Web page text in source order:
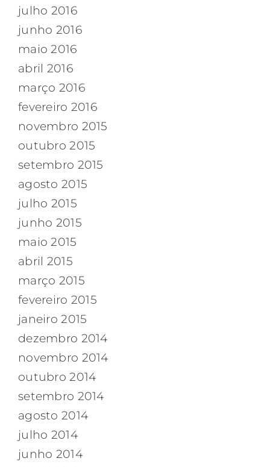
julho 2016
junho 2016
maio 2016
abril 2016
março 2016
fevereiro 2016
novembro 2015
outubro 2015
setembro 2015
agosto 2015
julho 2015
junho 2015
maio 2015
abril 2015
março 2015
fevereiro 2015
janeiro 2015
dezembro 2014
novembro 2014
outubro 2014
setembro 2014
agosto 2014
julho 2014
junho 2014